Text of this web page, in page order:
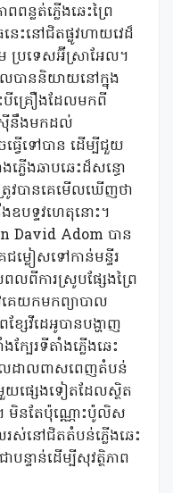
ពន្លត់ភ្លើងឆេះព្រៃ
េះនៅជិតផ្លូវហាយវេដ៏
រទេសអ៊ីស្រាអែល។
លបាននិយាយនៅក្នុង
បីគ្រឿងដែលមកពី
ស៊ីនឹងមកដល់
វើទៅបាន ដើម្បីជួយ
ភ្លើងឆាបឆេះដ៏សន្ធោ
រូវបានគេមើលឃើញថា
ឧបទ្ទវហេតុនោះ។
David Adom បាន
ម្លៀសទៅកាន់មន្ទីរ
លពីការស្រូបផ្សែងព្រៃ
េយកមកព្យាបាល
សែវីដេអូបានបង្ហាញ
បែរទីតាំងភ្លើងឆេះ
ាលដាលពាសពេញតំបន់
យផ្សេងទៀតដែលស្ថិត
មិនតែប៉ុណ្ណោះប៉ូលិស
រស់នៅជិតតំបន់ភ្លើងឆេះ
ន្ទាន់ដើម្បីសុវត្ថិភាព